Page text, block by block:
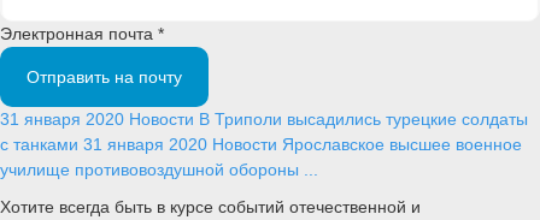
Электронная почта *
Отправить на почту
31 января 2020 Новости В Триполи высадились турецкие солдаты
с танками 31 января 2020 Новости Ярославское высшее военное
училище противовоздушной обороны ...
Хотите всегда быть в курсе событий отечественной и